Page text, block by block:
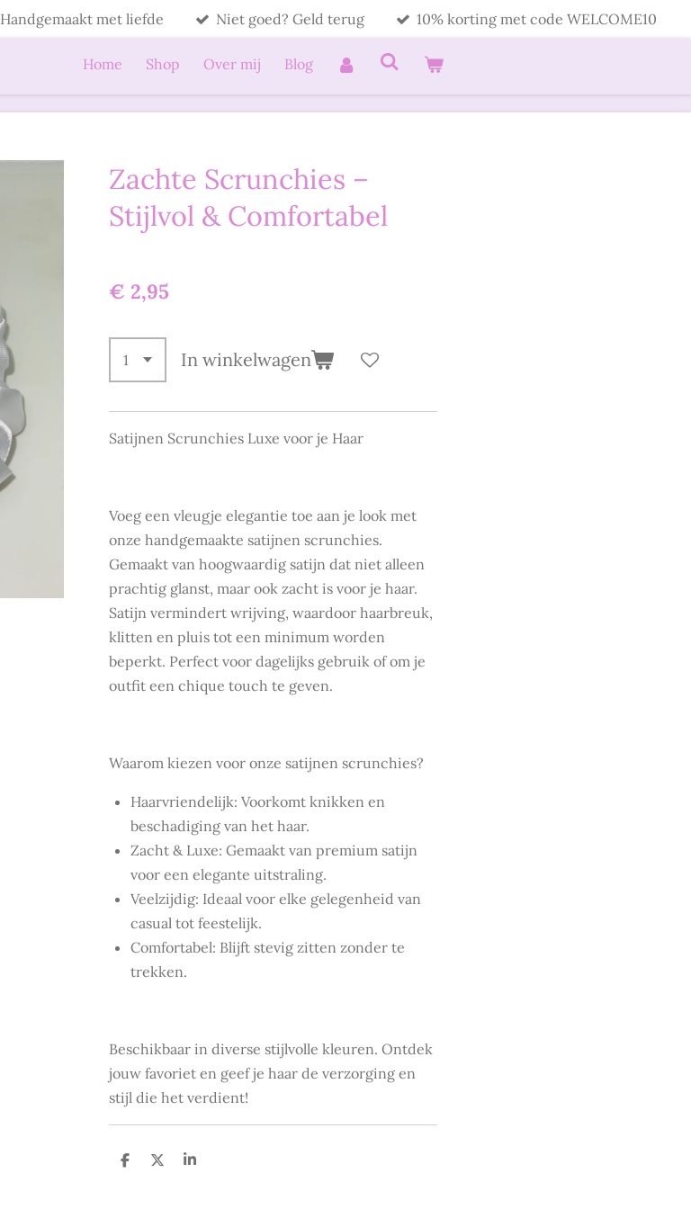
Handgemaakt met liefde Niet goed? Geld terug 10% korting met code WELCOME10
Home Shop Over mij Blog
Zachte Scrunchies –
Stijlvol & Comfortabel
€ 2,95
In winkelwagen
Satijnen Scrunchies Luxe voor je Haar
Voeg een vleugje elegantie toe aan je look met
onze handgemaakte satijnen scrunchies.
Gemaakt van hoogwaardig satijn dat niet alleen
prachtig glanst, maar ook zacht is voor je haar.
Satijn vermindert wrijving, waardoor haarbreuk,
klitten en pluis tot een minimum worden
beperkt. Perfect voor dagelijks gebruik of om je
outfit een chique touch te geven.
Waarom kiezen voor onze satijnen scrunchies?
Haarvriendelijk: Voorkomt knikken en
beschadiging van het haar.
Zacht & Luxe: Gemaakt van premium satijn
voor een elegante uitstraling.
Veelzijdig: Ideaal voor elke gelegenheid van
casual tot feestelijk.
Comfortabel: Blijft stevig zitten zonder te
trekken.
Beschikbaar in diverse stijlvolle kleuren. Ontdek
jouw favoriet en geef je haar de verzorging en
stijl die het verdient!
D
D
S